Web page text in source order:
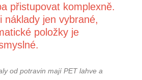
přistupovat komplexně.
náklady jen vybrané,
položky je
od potravin mají PET lahve a